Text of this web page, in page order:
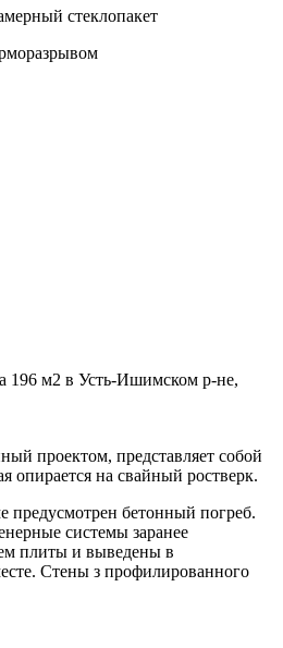
стеклопакет
196 м2 в Усть-Ишимском р-не,
проектом, представляет собой
опирается на свайный ростверк.
предусмотрен бетонный погреб.
системы заранее
плиты и выведены в
Стены з профилированного